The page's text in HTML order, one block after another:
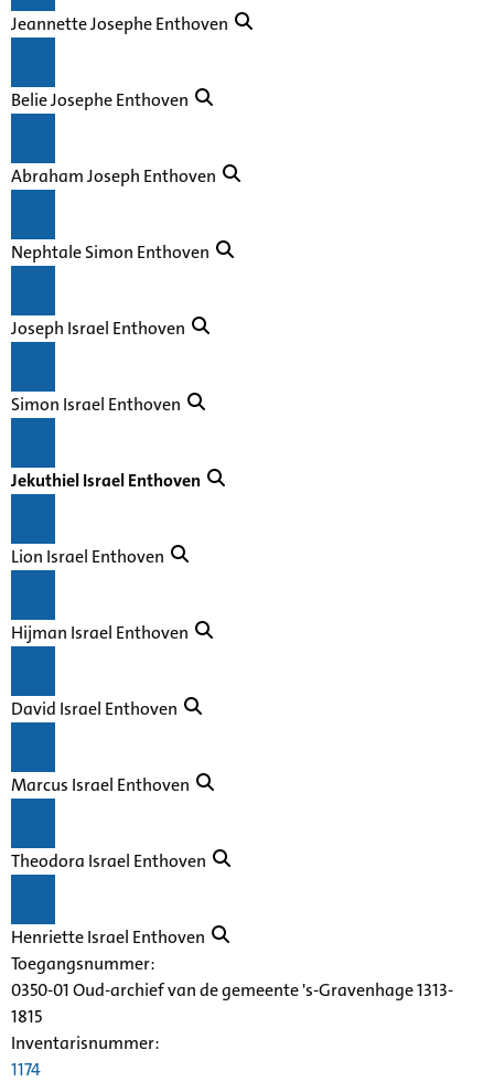
Jeannette Josephe Enthoven
Belie Josephe Enthoven
Abraham Joseph Enthoven
Nephtale Simon Enthoven
Joseph Israel Enthoven
Simon Israel Enthoven
Jekuthiel Israel Enthoven
Lion Israel Enthoven
Hijman Israel Enthoven
David Israel Enthoven
Marcus Israel Enthoven
Theodora Israel Enthoven
Henriette Israel Enthoven
Toegangsnummer:
0350-01 Oud-archief van de gemeente 's-Gravenhage 1313-
1815
Inventarisnummer:
1174